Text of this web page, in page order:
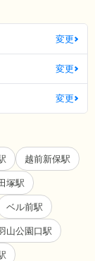
変更
変更
変更
越前新保駅
塚駅
ベル前駅
山公園口駅